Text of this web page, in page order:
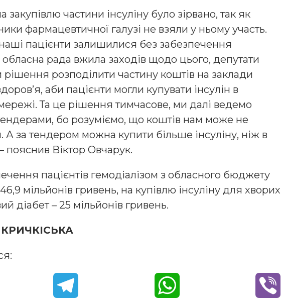
закупівлю частини інсуліну було зірвано, так як
фармацевтичної галузі не взяли у ньому участь.
пацієнти залишилися без забезпечення
обласна рада вжила заходів щодо цього, депутати
розподілити частину коштів на заклади
аби пацієнти могли купувати інсулін в
Та це рішення тимчасове, ми далі ведемо
бо розуміємо, що коштів нам може не
А за тендером можна купити більше інсуліну, ніж в
пояснив Віктор Овчарук.
пацієнтів гемодіалізом з обласного бюджету
мільйонів гривень, на купівлю інсуліну для хворих
діабет – 25 мільйонів гривень.
КРИЧКІСЬКА